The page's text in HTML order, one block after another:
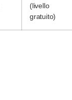
(livello
gratuito)